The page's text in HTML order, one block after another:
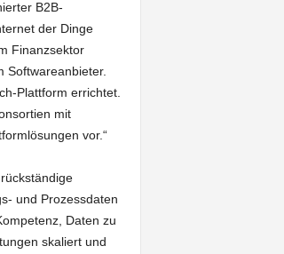
B2B-
der Dinge
Finanzsektor
Softwareanbieter.
Plattform errichtet.
mit
vor.“
und Prozessdaten
Daten zu
skaliert und